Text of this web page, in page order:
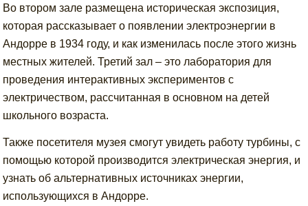
Во втором зале размещена историческая экспозиция,
которая рассказывает о появлении электроэнергии в
Андорре в 1934 году, и как изменилась после этого жизнь
местных жителей. Третий зал – это лаборатория для
проведения интерактивных экспериментов с
электричеством, рассчитанная в основном на детей
школьного возраста.
Также посетителя музея смогут увидеть работу турбины, с
помощью которой производится электрическая энергия, и
узнать об альтернативных источниках энергии,
использующихся в Андорре.